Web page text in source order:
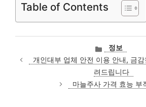
Table of Contents
카
테
고
리
정보
개인대부 업체 안전 이용 안내, 금
려드립니다
마늘주사 가격 효능 부